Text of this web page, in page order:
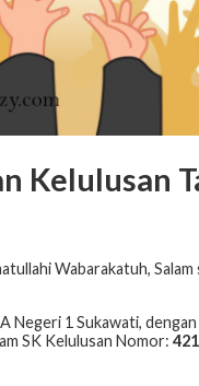
Kelulusan
Wabarakatuh,
Negeri 1 Sukawati,
SK Kelulusan Nomor: